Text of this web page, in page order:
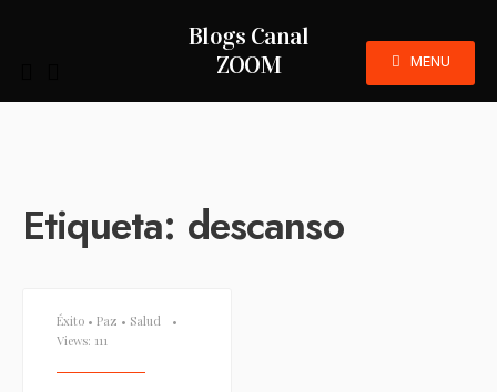
Blogs Canal
ZOOM
MENU
Etiqueta: descanso
Éxito • Paz • Salud
•
Views: 111